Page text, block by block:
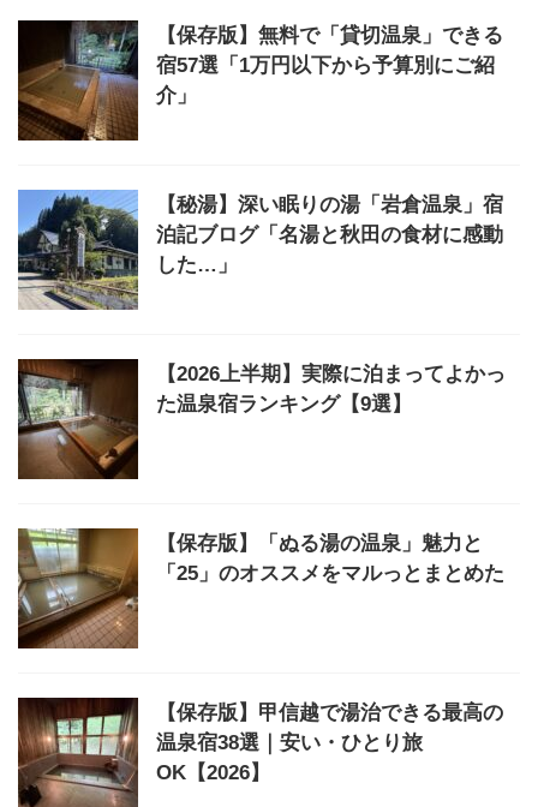
【保存版】無料で「貸切温泉」できる
宿57選「1万円以下から予算別にご紹
介」
【秘湯】深い眠りの湯「岩倉温泉」宿
泊記ブログ「名湯と秋田の食材に感動
した…」
【2026上半期】実際に泊まってよかっ
た温泉宿ランキング【9選】
【保存版】「ぬる湯の温泉」魅力と
「25」のオススメをマルっとまとめた
【保存版】甲信越で湯治できる最高の
温泉宿38選｜安い・ひとり旅
OK【2026】